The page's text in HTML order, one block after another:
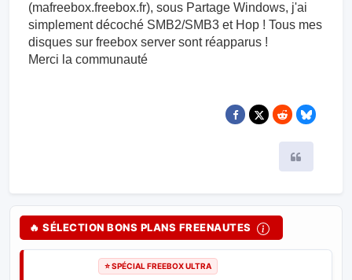
(mafreebox.freebox.fr), sous Partage Windows, j'ai
simplement décoché SMB2/SMB3 et Hop ! Tous mes
disques sur freebox server sont réapparus !
Merci la communauté
🔥 SÉLECTION BONS PLANS FREENAUTES
⭐ SPÉCIAL FREEBOX ULTRA